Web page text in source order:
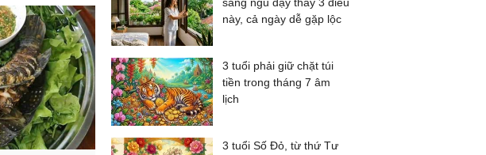
này, cả ngày dễ gặp lộc
3 tuổi phải giữ chặt túi
tiền trong tháng 7 âm
lịch
3 tuổi Số Đỏ, từ thứ Tư